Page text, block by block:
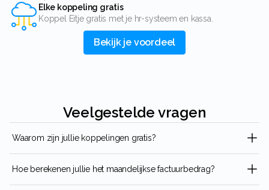
Elke koppeling gratis
Koppel Eitje gratis met je hr-systeem en kassa.
Bekijk je voordeel
Veelgestelde vragen
Waarom zijn jullie koppelingen gratis?
Hoe berekenen jullie het maandelijkse factuurbedrag?